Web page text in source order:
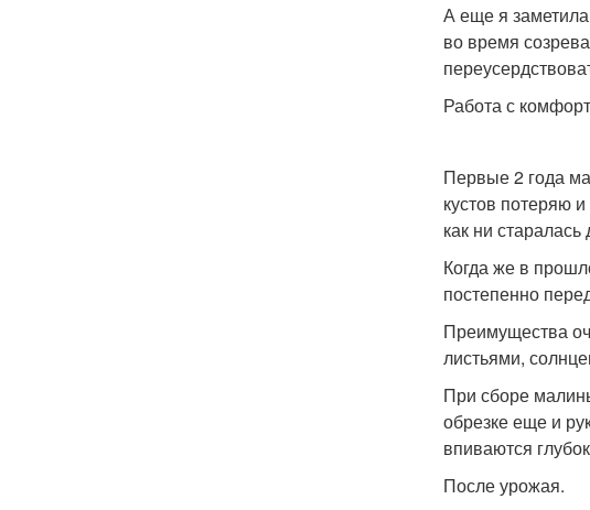
А еще я
во время
Работа с
Первые 2 года
кустов потеряю
как ни
Когда же в
постепенно
Преимущества
листьями,
При сборе
обрезке еще и
впиваются
После урожая.